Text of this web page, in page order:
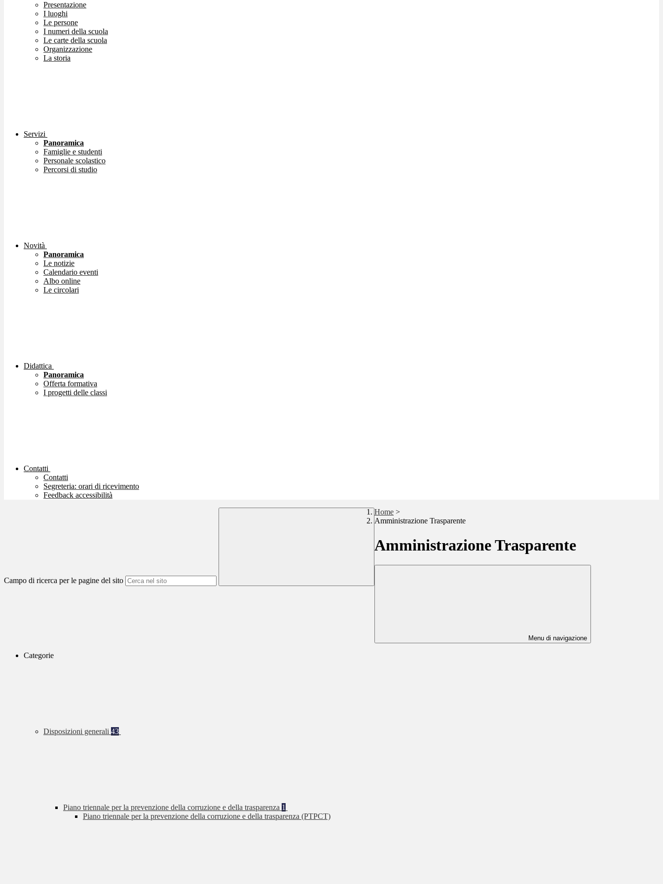
Presentazione
I luoghi
Le persone
I numeri della scuola
Le carte della scuola
Organizzazione
La storia
Servizi
Panoramica
Famiglie e studenti
Personale scolastico
Percorsi di studio
Novità
Panoramica
Le notizie
Calendario eventi
Albo online
Le circolari
Didattica
Panoramica
Offerta formativa
I progetti delle classi
Contatti
Contatti
Segreteria: orari di ricevimento
Feedback accessibilità
Campo di ricerca per le pagine del sito
Home >
Amministrazione Trasparente
Amministrazione Trasparente
Menu di navigazione
Categorie
Disposizioni generali 43
Piano triennale per la prevenzione della corruzione e della trasparenza 1
Piano triennale per la prevenzione della corruzione e della trasparenza (PTPCT)